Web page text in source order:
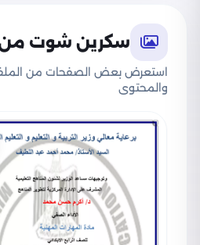
سكرين شوت من
استعرض بعض الصفحات من
والمحتوى